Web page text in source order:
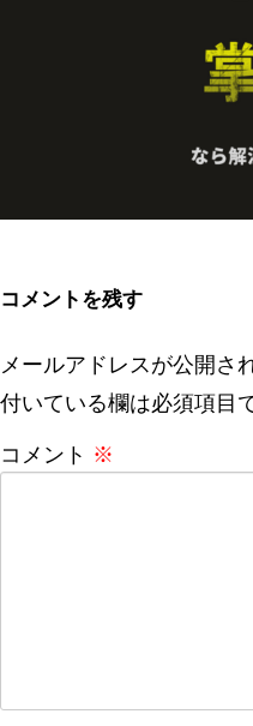
コメントを残す
メールアドレスが公開さ
付いている欄は必須項目
コメント ※